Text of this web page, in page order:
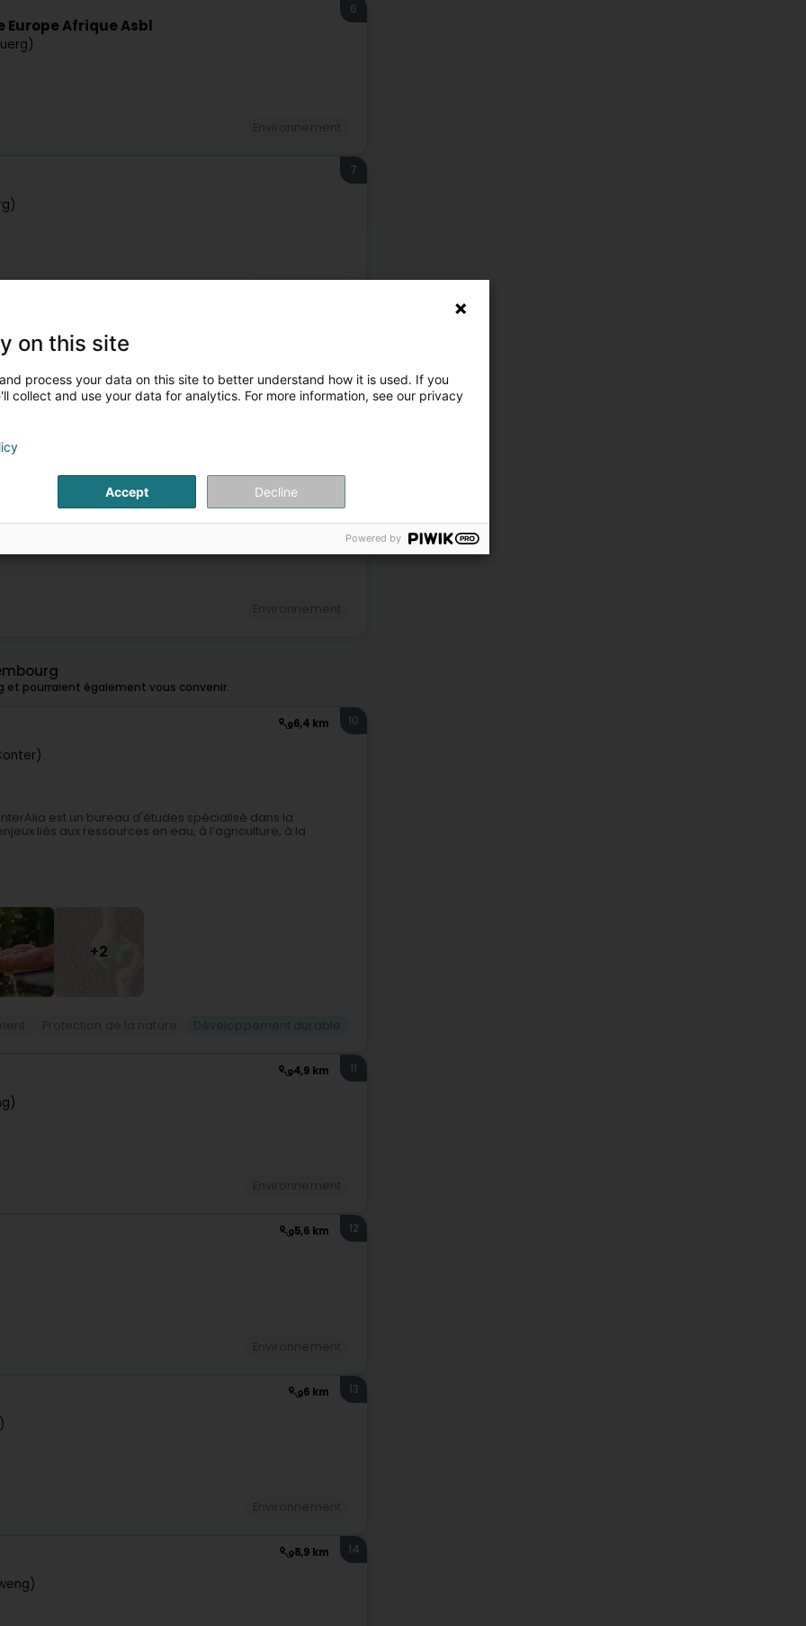
Afrique Asbl
6
7
- Service Coopération Asbl
et pourraient également vous convenir.
6,4 km 10
est un bureau d'études spécialisé dans la
liés aux ressources en eau, à l’agriculture, à la
+2
4,9 km 11
5,6 km 12
6 km 13
8,9 km 14
on this site
process your data on this site to better understand how it is used. If you
collect and use your data for analytics. For more information, see our privacy
Accept Decline
Powered by